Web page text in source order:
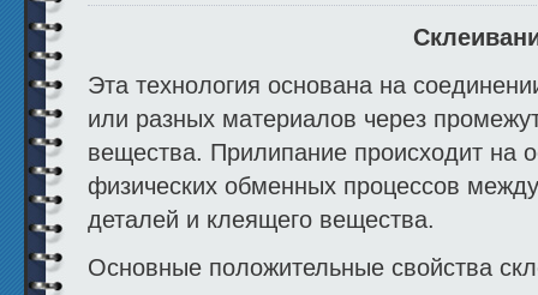
Эта технология основана на
или разных материалов через
вещества. Прилипание происходит на
физических обменных процессов
деталей и клеящего вещества.
Основные положительные свойства